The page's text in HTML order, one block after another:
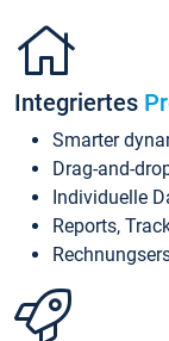
Integriertes
Smarter
Drag-and-
Individuelle
Reports,